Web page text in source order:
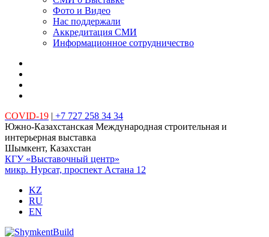
Фото и Видео
Нас поддержали
Аккредитация СМИ
Информационное сотрудничество
COVID-19 | +7 727 258 34 34
Южно-Казахстанская Международная строительная и
интерьерная выставка
Шымкент, Казахстан
КГУ «Выставочный центр»
микр. Нурсат, проспект Астана 12
KZ
RU
EN